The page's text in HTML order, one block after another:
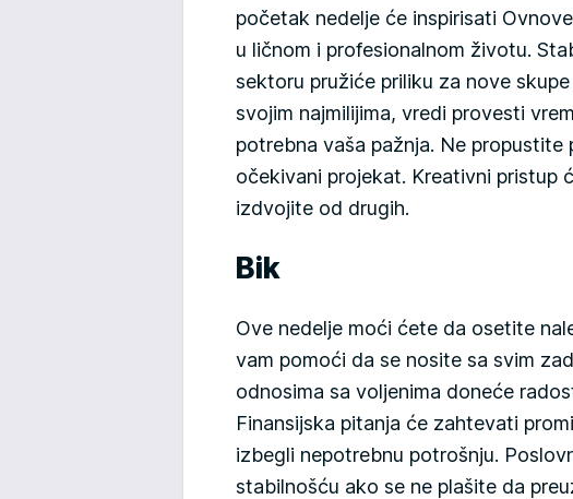
početak nedelje će inspirisati
u ličnom i profesionalnom životu.
sektoru pružiće priliku za nove
svojim najmilijima, vredi provesti
potrebna vaša pažnja. Ne
očekivani projekat. Kreativni pristup
izdvojite od drugih.
Bik
Ove nedelje moći ćete da osetite
vam pomoći da se nosite sa svim
odnosima sa voljenima doneće
Finansijska pitanja će zahtevati
izbegli nepotrebnu potrošnju.
stabilnošću ako se ne plašite da